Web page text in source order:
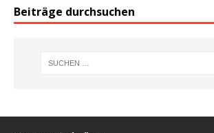
Beiträge durchsuchen